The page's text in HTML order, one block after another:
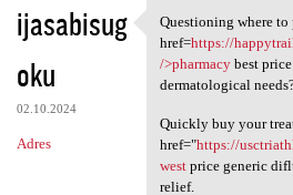
ijasabisug
oku
02.10.2024
Adres
Questioning
Questioning where to
href=https://
/>pharmacybest
dermatological
Quickly buy your
href="https://
westprice generic
relief.